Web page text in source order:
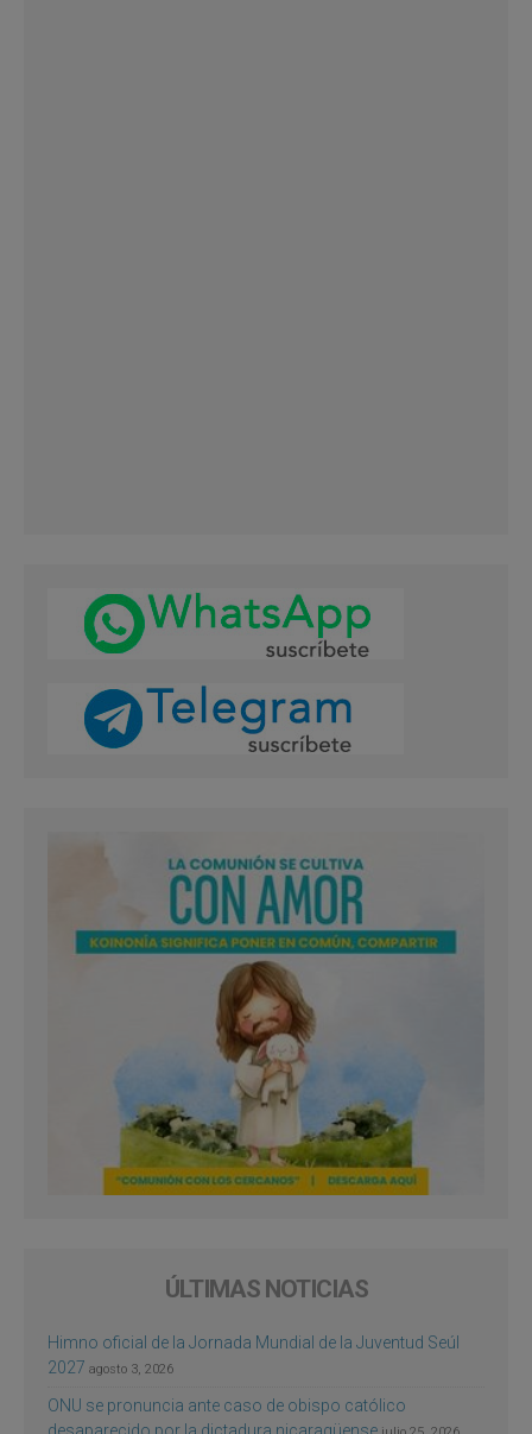
ÚLTIMAS NOTICIAS
Himno oficial de la Jornada Mundial de la Juventud Seúl
2027 agosto 3, 2026
ONU se pronuncia ante caso de obispo católico